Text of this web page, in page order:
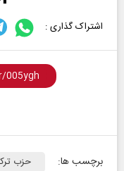
اشتراک گذاری :
برچسب ها: حزب